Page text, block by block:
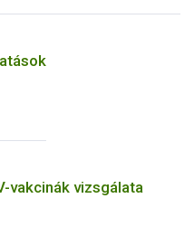
vakcinák vizsgálata